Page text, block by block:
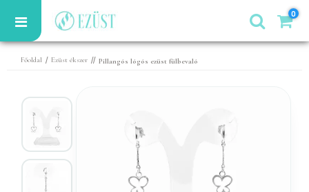
0
Főoldal / Ezüst ékszer // Pillangós lógós ezüst fülbevaló